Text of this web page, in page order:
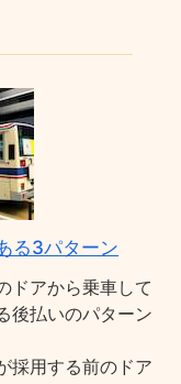
る3パターン
ドアから乗車して
後払いのパターン
採用する前のドア